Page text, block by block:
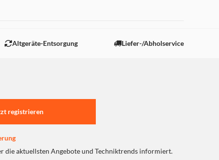
Altgeräte-Entsorgung Liefer-/Abholservice
registrieren
die aktuellsten Angebote und Techniktrends informiert.